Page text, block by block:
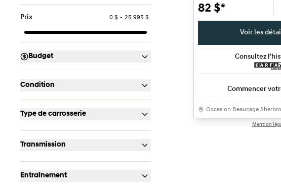
Prix 0 $ - 25 995 $
Budget
Condition
Type de carrosserie
Transmission
Entraînement
82 $*
Voir les
Consultez
Commencer
Occasion Beaucage
Mention